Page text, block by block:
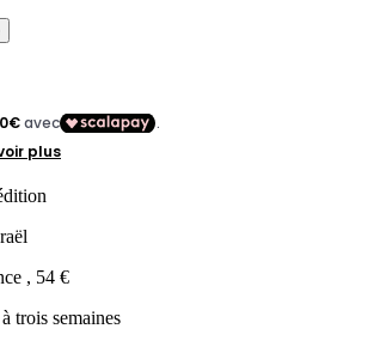
, 54 €
trois semaines